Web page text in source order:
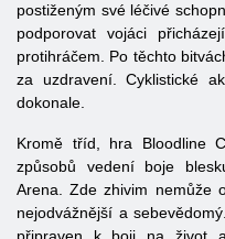
postiženým své léčivé
podporovat vojáci
protihráčem. Po těchto
za uzdravení. Cyklistické
dokonale.
Kromě tříd, hra Bloodline
způsobů vedení boje
Arena. Zde zhivim nemůže
nejodvážnější a